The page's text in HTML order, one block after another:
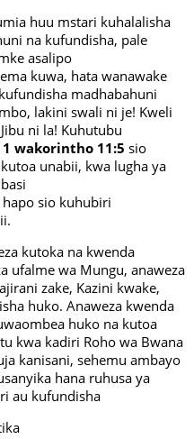
huu mstari kuhalalisha
na kufundisha, pale
asalipo
kuwa, hata wanawake
madhabahuni
lakini swali ni je! Kweli
ni la! Kuhutubu
1 wakorintho 11:5 sio
unabii, kwa lugha ya
sio kuhubiri
kutoka na kwenda
ufalme wa Mungu, anaweza
zake, Kazini kwake,
huko. Anaweza kwenda
huko na kutoa
kwa kadiri Roho wa Bwana
kanisani, sehemu ambayo
hana ruhusa ya
au kufundisha